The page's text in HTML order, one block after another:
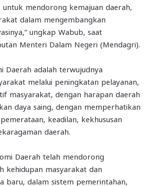
mendorong kemajuan daerah,
dalam mengembangkan
ungkap Wabub, saat
Menteri Dalam Negeri (Mendagri).
Daerah adalah terwujudnya
melalui peningkatan pelayanan,
masyarakat, dengan harapan daerah
daya saing, dengan memperhatikan
keadilan, kekhususan
daerah.
Daerah telah mendorong
kehidupan masyarakat dan
baru, dalam sistem pemerintahan,